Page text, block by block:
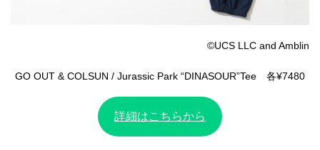
©️UCS LLC and Amblin
GO OUT & COLSUN / Jurassic Park “DINASOUR”Tee 各¥7480
詳細はこちらから